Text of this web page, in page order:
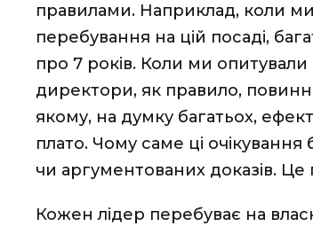
правилами. Наприклад, коли ми
перебування на цій посаді,
про 7 років. Коли ми
директори, як правило,
якому, на думку багатьох,
плато. Чому саме ці очікування
чи аргументованих доказів.
Кожен лідер перебуває на